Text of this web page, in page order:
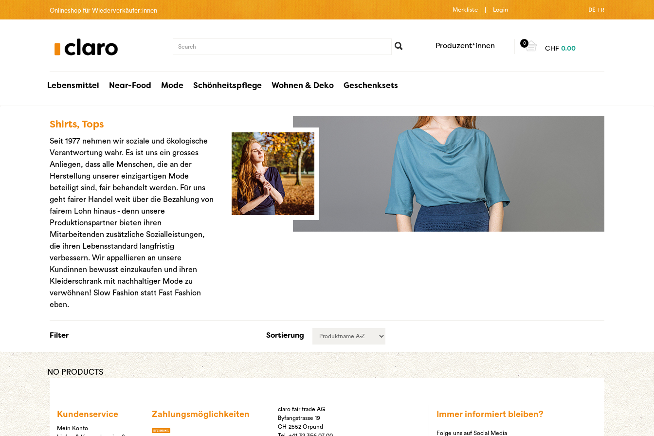
DE FR
Merkliste Login
Onlineshop für Wiederverkäufer:innen
0
CHF 0.00
Produzent*innen
Lebensmittel Near-Food Mode Schönheitspflege Wohnen & Deko Geschenksets
Shirts, Tops
Seit 1977 nehmen wir soziale und ökologische
Verantwortung wahr. Es ist uns ein grosses
Anliegen, dass alle Menschen, die an der
Herstellung unserer einzigartigen Mode
beteiligt sind, fair behandelt werden. Für uns
geht fairer Handel weit über die Bezahlung von
fairem Lohn hinaus - denn unsere
Produktionspartner bieten ihren
Mitarbeitenden zusätzliche Sozialleistungen,
die ihren Lebensstandard langfristig
verbessern. Wir appellieren an unsere
Kundinnen bewusst einzukaufen und ihren
Kleiderschrank mit nachhaltiger Mode zu
verwöhnen! Slow Fashion statt Fast Fashion
eben.
Filter Sortierung
NO PRODUCTS
Kundenservice
Mein Konto
Zahlungsmöglichkeiten
claro fair trade AG
Byfangstrasse 19
CH-2552 Orpund
Immer informiert bleiben?
Folge uns auf Social Media